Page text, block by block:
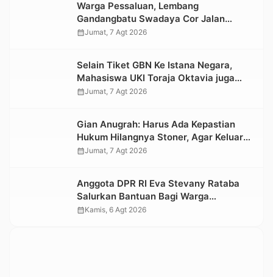
Warga Pessaluan, Lembang
Gandangbatu Swadaya Cor Jalan
Kabupaten
calendar_monthJumat, 7 Agt 2026
Selain Tiket GBN Ke Istana Negara,
Mahasiswa UKI Toraja Oktavia juga
Lolos ke Pekan Seni Mahasiswa
calendar_monthJumat, 7 Agt 2026
Gian Anugrah: Harus Ada Kepastian
Hukum Hilangnya Stoner, Agar Keluarga
tidak Larut dalam Trauma dan
calendar_monthJumat, 7 Agt 2026
Anggota DPR RI Eva Stevany Rataba
Salurkan Bantuan Bagi Warga
Terdampak Longsor di Buntu Pepasan
calendar_monthKamis, 6 Agt 2026